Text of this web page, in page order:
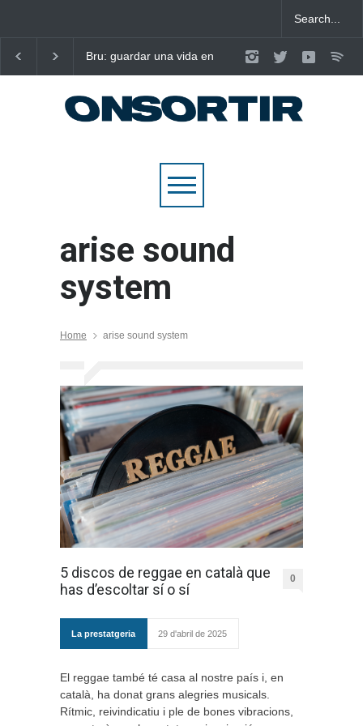
Bru: guardar una vida en
pop emocional
Laura West imposa el
criteri al ritme del
pop de “m’enxules”
arise sound
system
Home arise sound system
5 discos de reggae en català que
has d’escoltar sí o sí
0
La prestatgeria 29 d'abril de 2025
El reggae també té casa al nostre país i, en
català, ha donat grans alegries musicals.
Rítmic, reivindicatiu i ple de bones vibracions,